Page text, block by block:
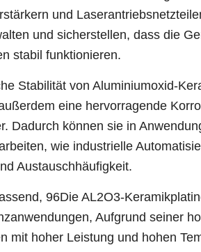
und
und sicherstellen, dass die
stabil funktionieren.
Stabilität von Aluminiumoxid-
eine hervorragende
Dadurch können sie in
wie industrielle
Austauschhäufigkeit.
96Die AL2O3-
Aufgrund seiner
mit hoher Leistung und hohen